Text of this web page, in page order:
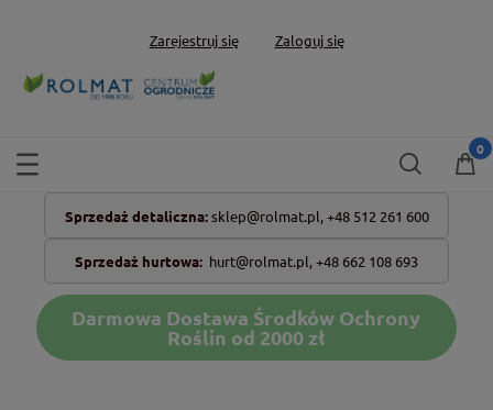
Zarejestruj się Zaloguj się
Sprzedaż detaliczna: sklep@rolmat.pl, +48 512 261 600
Sprzedaż hurtowa: hurt@rolmat.pl,+48 662 108 693
Darmowa Dostawa Środków Ochrony
Roślin od 2000 zł